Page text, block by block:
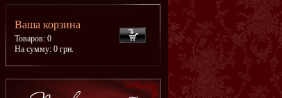
Ваша корзина
Товаров: 0
На сумму: 0 грн.